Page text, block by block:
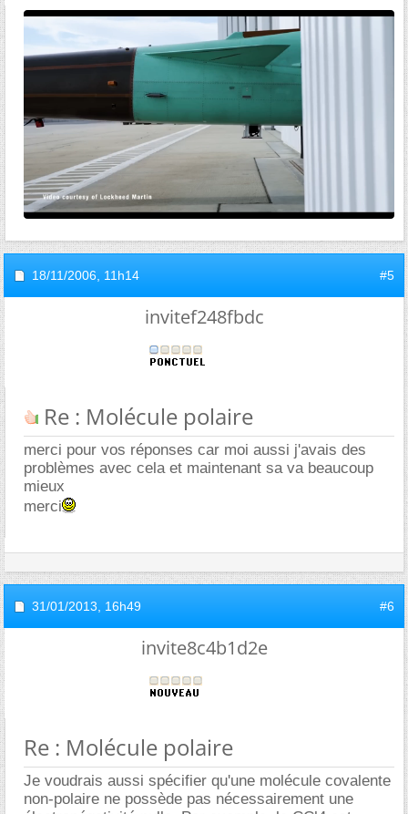
18/11/2006, 11h14 #5
invitef248fbdc
Re : Molécule polaire
merci pour vos réponses car moi aussi j'avais des
problèmes avec cela et maintenant sa va beaucoup
mieux
merci
31/01/2013, 16h49 #6
invite8c4b1d2e
Re : Molécule polaire
Je voudrais aussi spécifier qu'une molécule covalente
non-polaire ne possède pas nécessairement une